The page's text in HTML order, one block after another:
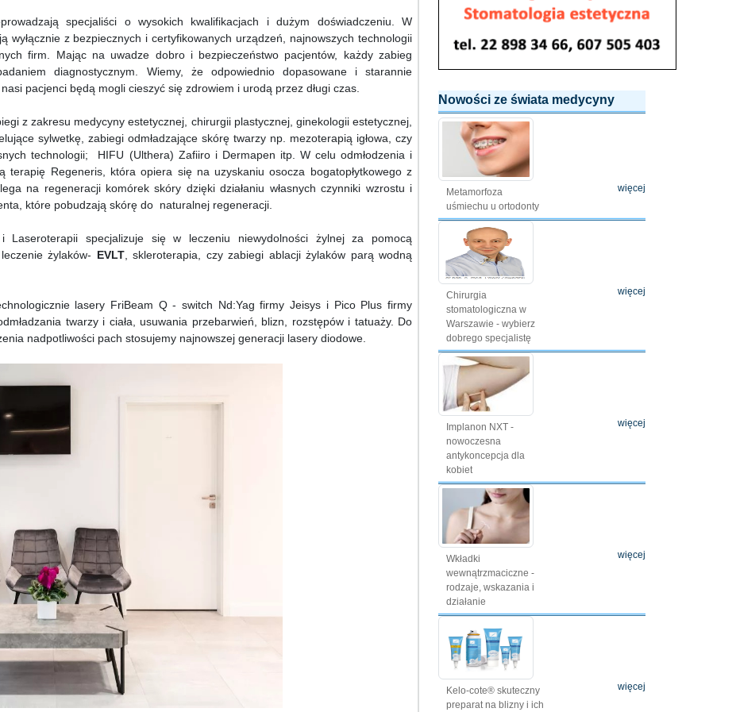
specjaliści o wysokich kwalifikacjach i dużym doświadczeniu. W
wyłącznie z bezpiecznych i certyfikowanych urządzeń, najnowszych technologii
firm. Mając na uwadze dobro i bezpieczeństwo pacjentów, każdy zabieg
diagnostycznym. Wiemy, że odpowiednio dopasowane i starannie
pacjenci będą mogli cieszyć się zdrowiem i urodą przez długi czas.
z zakresu medycyny estetycznej, chirurgii plastycznej, ginekologii estetycznej,
sylwetkę, zabiegi odmładzające skórę twarzy np. mezoterapią igłowa, czy
technologii; HIFU (Ulthera) Zafiiro i Dermapen itp. W celu odmłodzenia i
terapię Regeneris, która opiera się na uzyskaniu osocza bogatopłytkowego z
na regeneracji komórek skóry dzięki działaniu własnych czynniki wzrostu i
które pobudzają skórę do naturalnej regeneracji.
Laseroterapii specjalizuje się w leczeniu niewydolności żylnej za pomocą
żylaków- EVLT, skleroterapia, czy zabiegi ablacji żylaków parą wodną
lasery FriBeam Q - switch Nd:Yag firmy Jeisys i Pico Plus firmy
twarzy i ciała, usuwania przebarwień, blizn, rozstępów i tatuaży. Do
nadpotliwości pach stosujemy najnowszej generacji lasery diodowe.
Nowości ze świata medycyny
Metamorfoza
uśmiechu u ortodonty
więcej
Chirurgia
stomatologiczna w
Warszawie - wybierz
dobrego specjalistę
więcej
Implanon NXT -
nowoczesna
antykoncepcja dla
kobiet
więcej
Wkładki
wewnątrzmaciczne -
rodzaje, wskazania i
działanie
więcej
Kelo-cote® skuteczny
preparat na blizny i ich
więcej